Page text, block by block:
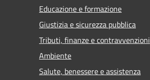
Educazione e formazione
Giustizia e sicurezza pubblica
Tributi, finanze e contravvenzioni
Ambiente
Salute, benessere e assistenza